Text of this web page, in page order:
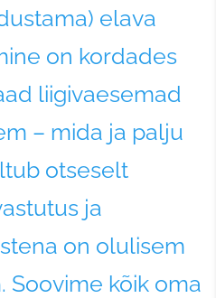
elava
on kordades
liigivaesemad
– mida ja palju
otseselt
ja
on olulisem
Soovime kõik oma